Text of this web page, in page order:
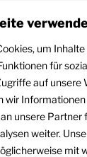
um Inhalte
für
auf unsere
wir
unsere Partner
weiter.
mit
Menü